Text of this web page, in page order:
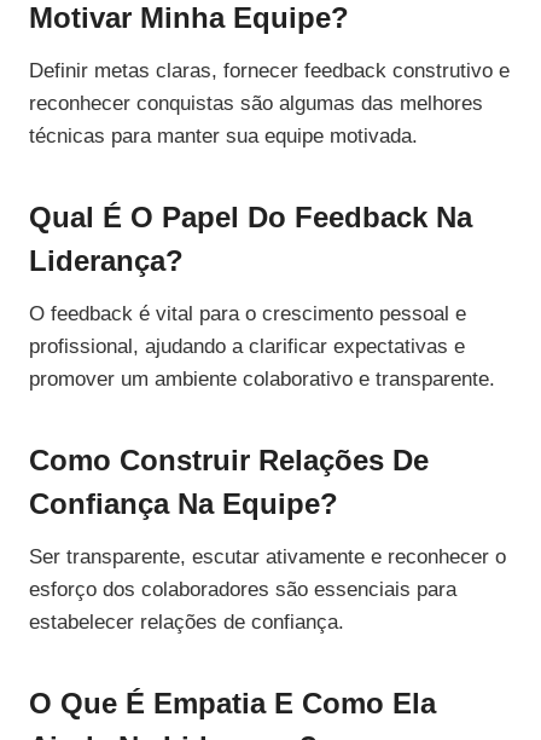
Motivar Minha Equipe?
Definir metas claras, fornecer feedback construtivo e
reconhecer conquistas são algumas das melhores
técnicas para manter sua equipe motivada.
Qual É O Papel Do Feedback Na
Liderança?
O feedback é vital para o crescimento pessoal e
profissional, ajudando a clarificar expectativas e
promover um ambiente colaborativo e transparente.
Como Construir Relações De
Confiança Na Equipe?
Ser transparente, escutar ativamente e reconhecer o
esforço dos colaboradores são essenciais para
estabelecer relações de confiança.
O Que É Empatia E Como Ela